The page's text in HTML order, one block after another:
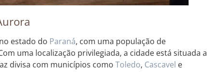
estado do Paraná, com uma população de
uma localização privilegiada, a cidade está situada a
divisa com municípios como Toledo, Cascavel e